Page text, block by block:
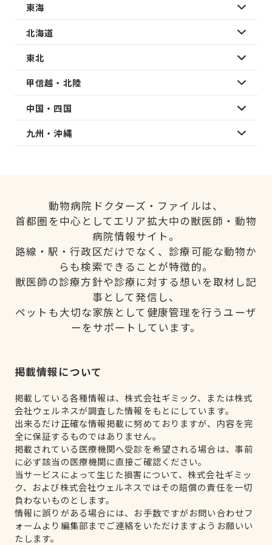
東海
北海道
東北
甲信越・北陸
中国・四国
九州・沖縄
動物病院ドクターズ・ファイルは、
首都圏を中心としてエリア拡大中の獣医師・動物
病院情報サイト。
路線・駅・行政区だけでなく、診療可能な動物か
らも検索できることが特徴的。
獣医師の診療方針や診療に対する想いを取材し記
事として発信し、
ペットも大切な家族として健康管理を行うユーザ
ーをサポートしています。
掲載情報について
掲載している各種情報は、株式会社ギミック、または株式
会社ウェルネスが調査した情報をもとにしています。
出来るだけ正確な情報掲載に努めておりますが、内容を完
全に保証するものではありません。
掲載されている医療機関へ受診を希望される場合は、事前
に必ず該当の医療機関に直接ご確認ください。
当サービスによって生じた損害について、株式会社ギミッ
ク、および株式会社ウェルネスではその賠償の責任を一切
負わないものとします。
情報に誤りがある場合には、お手数ですがお問い合わせフ
ォームより編集部までご連絡をいただけますようお願いい
たします。